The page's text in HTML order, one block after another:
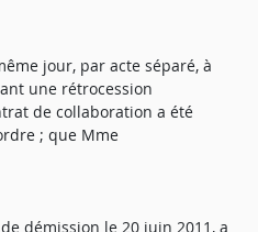
jour, par acte séparé, à
une rétrocession
de collaboration a été
; que Mme
démission le 20 juin 2011, a